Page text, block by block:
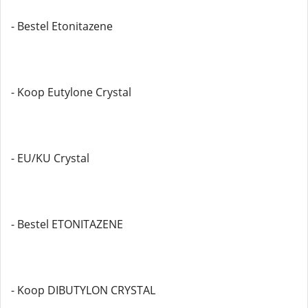
- Bestel Etonitazene
- Koop Eutylone Crystal
- EU/KU Crystal
- Bestel ETONITAZENE
- Koop DIBUTYLON CRYSTAL